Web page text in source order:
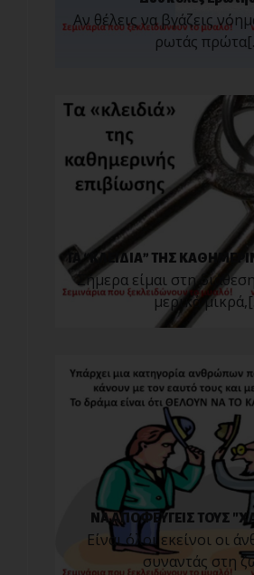
Αν θέλεις να βγάζεις
ρωτάς
ΤΑ “ΚΛΕΙΔΙΑ” ΤΗΣ
Σήμερα είμαι στη
μερικά
ΝΑ ΑΠΟΦΕΥΓΕΙΣ ΤΟΥΣ
Είναι όλοι εκείνοι οι
συναντάς στη